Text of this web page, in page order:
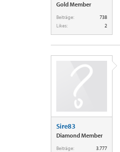
Gold Member
Beiträge:
738
Likes:
2
Sire83
Diamond Member
Beiträge:
3.777